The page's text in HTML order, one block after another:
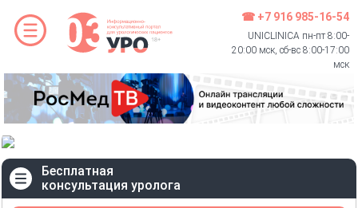
☎ +7 916 985-16-54
UNICLINICA пн-пт 8:00-
20:00 мск, сб-вс 8:00-17:00
мск
Бесплатная
консультация уролога